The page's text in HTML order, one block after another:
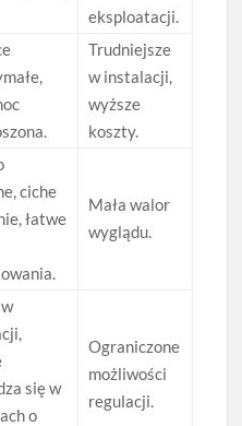
eksploatacji.
Trudniejsze
w instalacji,
wyższe
koszty.
ciche
łatwe
Mała walor
wyglądu.
się w
o
Ograniczone
możliwości
regulacji.